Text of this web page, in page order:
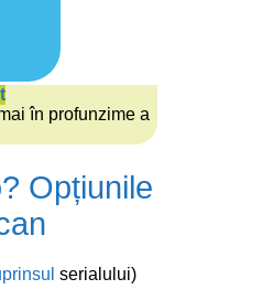
în profunzime a
Opțiunile
serialului)